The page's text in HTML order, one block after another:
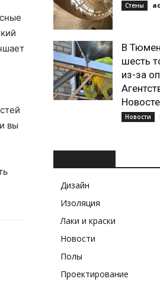
вы
Стены
В
шесть
из-за
Новости
Дизайн
Изоляция
Лаки и краски
Новости
Полы
Проектирование